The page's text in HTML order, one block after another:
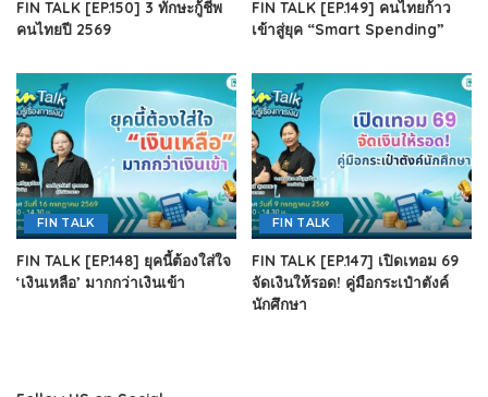
FIN TALK [EP.150] 3 ทักษะกู้ชีพ
คนไทยปี 2569
FIN TALK [EP.149] คนไทยก้าว
เข้าสู่ยุค “Smart Spending”
FIN TALK
FIN TALK [EP.148] ยุคนี้ต้องใส่ใจ
‘เงินเหลือ’ มากกว่าเงินเข้า
FIN TALK
FIN TALK [EP.147] เปิดเทอม 69
จัดเงินให้รอด! คู่มือกระเป๋าตังค์
นักศึกษา